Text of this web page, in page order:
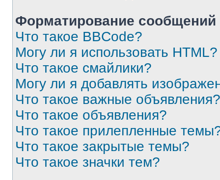
Форматирование
Что такое BBCode?
Могу ли я использовать HTML?
Что такое смайлики?
Могу ли я добавлять
Что такое важные объявления?
Что такое объявления?
Что такое прилепленные
Что такое закрытые темы?
Что такое значки тем?